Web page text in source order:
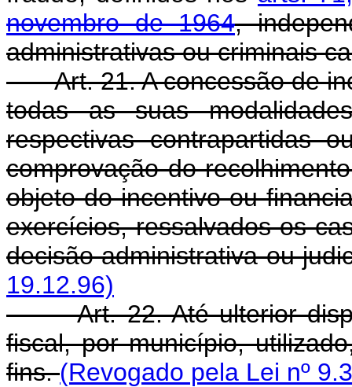
novembro de 1964,
administrativas ou criminais
Art. 21. A concessão de
todas as suas
respectivas contrapartidas
comprovação do
objeto do incentivo ou
exercícios, ressalvados os
decisão administrativa ou
19.12.96)
Art. 22. Até ulterior
fiscal, por município,
fins.(Revogado pela Lei nº